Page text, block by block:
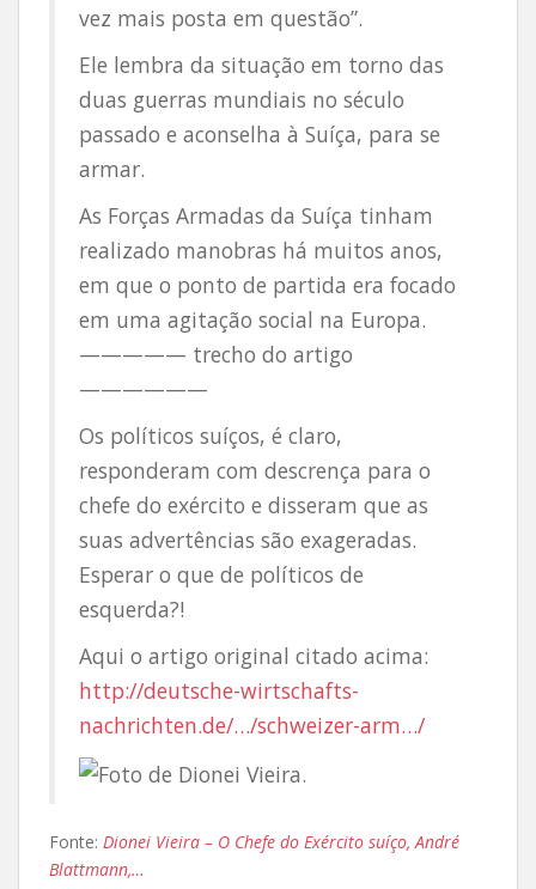
vez mais posta em questão”.
Ele lembra da situação em torno das
duas guerras mundiais no século
passado e aconselha à Suíça, para se
armar.
As Forças Armadas da Suíça tinham
realizado manobras há muitos anos,
em que o ponto de partida era focado
em uma agitação social na Europa.
————— trecho do artigo
——————
Os políticos suíços, é claro,
responderam com descrença para o
chefe do exército e disseram que as
suas advertências são exageradas.
Esperar o que de políticos de
esquerda?!
Aqui o artigo original citado acima:
http://deutsche-wirtschafts-
nachrichten.de/…/schweizer-arm…/
Fonte: Dionei Vieira – O Chefe do Exército suíço, André
Blattmann,…